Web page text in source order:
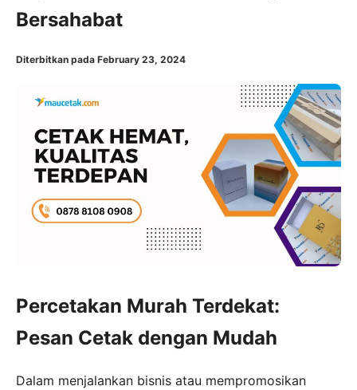
Bersahabat
Diterbitkan pada February 23, 2024
Percetakan Murah Terdekat:
Pesan Cetak dengan Mudah
Dalam menjalankan bisnis atau mempromosikan